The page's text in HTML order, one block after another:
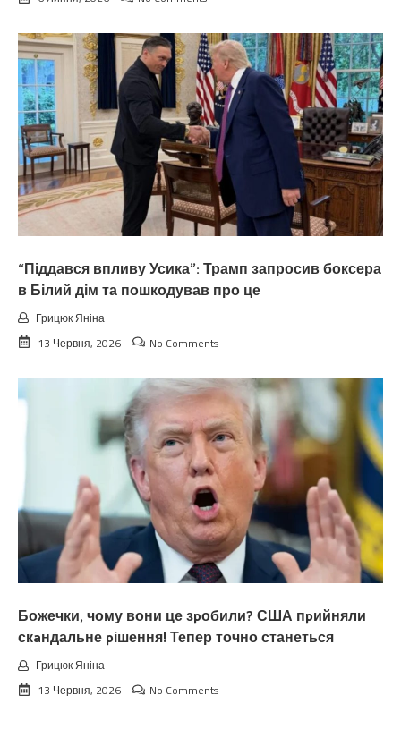
“Піддався впливу Усика”: Трамп запросив боксера
в Білий дім та пошкодував про це
Грицюк Яніна
13 Червня, 2026
No Comments
Божечки, чому вони це зpобили? США пpийняли
скaндальне pішення! Тепер точно станеться
Грицюк Яніна
13 Червня, 2026
No Comments